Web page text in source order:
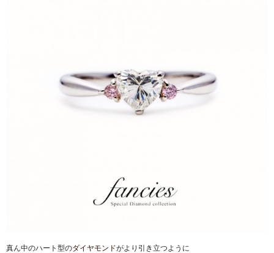
真ん中のハート型のダイヤモンドがより引き立つように